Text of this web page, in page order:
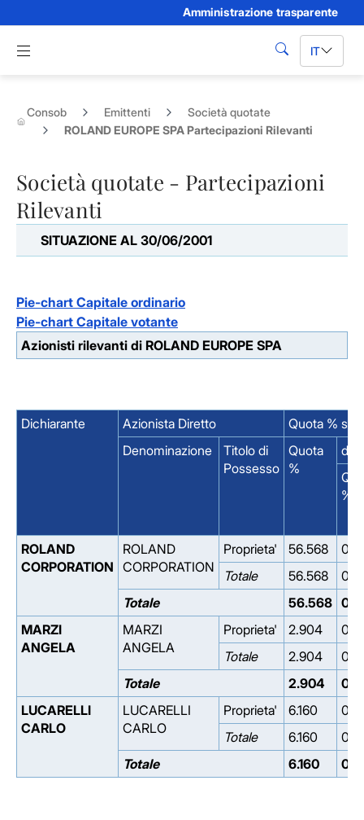
Amministrazione trasparente
Apri menu di navigazione
cerca IT
Consob Emittenti
Società quotate
ROLAND EUROPE SPA Partecipazioni Rilevanti
Società quotate - Partecipazioni
Rilevanti
SITUAZIONE AL 30/06/2001
Pie-chart Capitale ordinario
Pie-chart Capitale votante
Azionisti rilevanti di ROLAND EUROPE SPA
Dichiarante Azionista Diretto
Quota % su
Denominazione
Titolo di
Possesso
Quota
%
di
%
ROLAND
CORPORATION
ROLAND
CORPORATION
Proprieta' 56.568
Totale
56.568
Totale
56.568
MARZI
ANGELA
MARZI
ANGELA
Proprieta' 2.904
Totale
2.904
Totale
2.904
LUCARELLI
CARLO
LUCARELLI
CARLO
Proprieta' 6.160
Totale
6.160
Totale
6.160